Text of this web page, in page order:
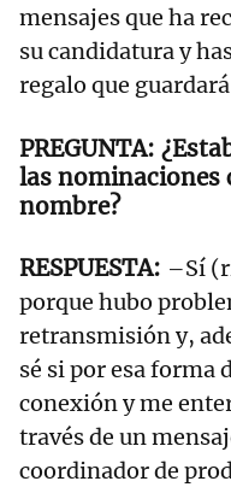
mensajes que ha
su candidatura y
regalo que
las nominaciones
nombre?
–Sí
porque hubo
retransmisión y,
sé si por esa forma
conexión y me
través de un
coordinador de